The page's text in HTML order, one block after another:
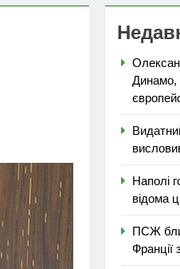
Динамо,
Наполі
відома
ПСЖ
Франції